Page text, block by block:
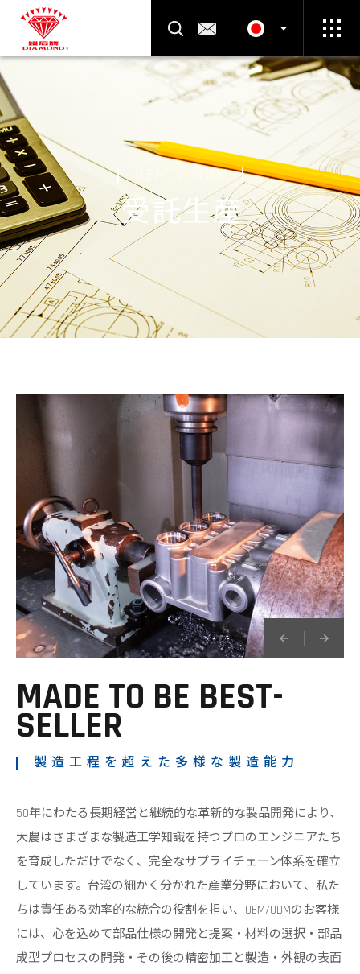
OEM / ODM
受託生産
MADE TO BE BEST-
SELLER
製造工程を超えた多様な製造能力
50年にわたる長期経営と継続的な革新的な製品開発により、
大農はさまざまな製造工学知識を持つプロのエンジニアたち
を育成しただけでなく、完全なサプライチェーン体系を確立
しています。台湾の細かく分かれた産業分野において、私た
ちは責任ある効率的な統合の役割を担い、OEM/ODMのお客様
には、心を込めて部品仕様の開発と提案・材料の選択・部品
成型プロセスの開発・その後の精密加工と製造・外観の表面
お問い合わせ
Select Language